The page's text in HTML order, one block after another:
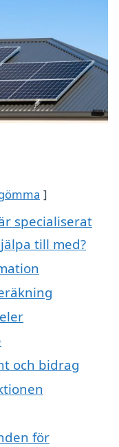
specialiserat
till med?
och bidrag
för